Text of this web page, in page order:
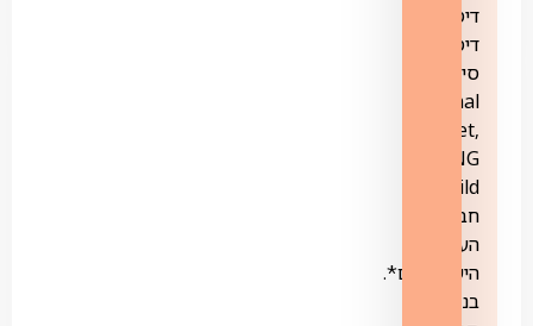
דיסקברי,
דיסקברי
סיינס,
Animal
Planet,
NG
חבילת
הערוצים
הישראליים*.
בנוסף,